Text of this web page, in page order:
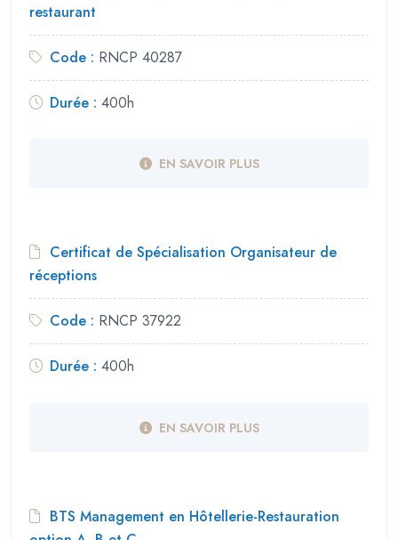
restaurant
Code : RNCP 40287
Durée : 400h
EN SAVOIR PLUS
Certificat de Spécialisation Organisateur de
réceptions
Code : RNCP 37922
Durée : 400h
EN SAVOIR PLUS
BTS Management en Hôtellerie-Restauration